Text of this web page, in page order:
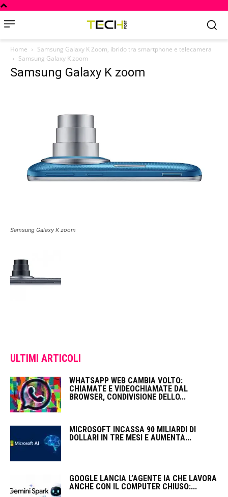
Home
Samsung Galaxy K Zoom, ibrido tra smartphone e telecamera
Samsung Galaxy K zoom
Samsung Galaxy K zoom
Samsung Galaxy K zoom
ULTIMI ARTICOLI
WHATSAPP WEB CAMBIA VOLTO:
CHIAMATE E VIDEOCHIAMATE DAL
BROWSER, CONDIVISIONE DELLO...
MICROSOFT INCASSA 90 MILIARDI DI
DOLLARI IN TRE MESI E AUMENTA...
GOOGLE LANCIA L’AGENTE IA CHE LAVORA
ANCHE CON IL COMPUTER CHIUSO:...